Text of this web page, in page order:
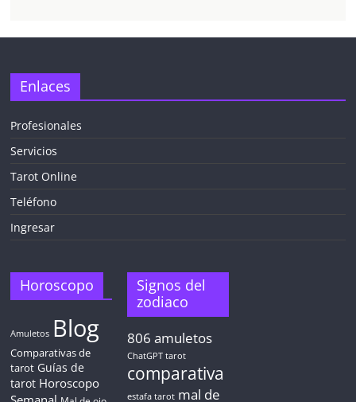
Enlaces
Profesionales
Servicios
Tarot Online
Teléfono
Ingresar
Horoscopo
Amuletos Blog
Comparativas de
tarot Guías de
tarot Horoscopo
Signos del
zodiaco
806 amuletos
ChatGPT tarot
comparativa
estafa tarot mal de